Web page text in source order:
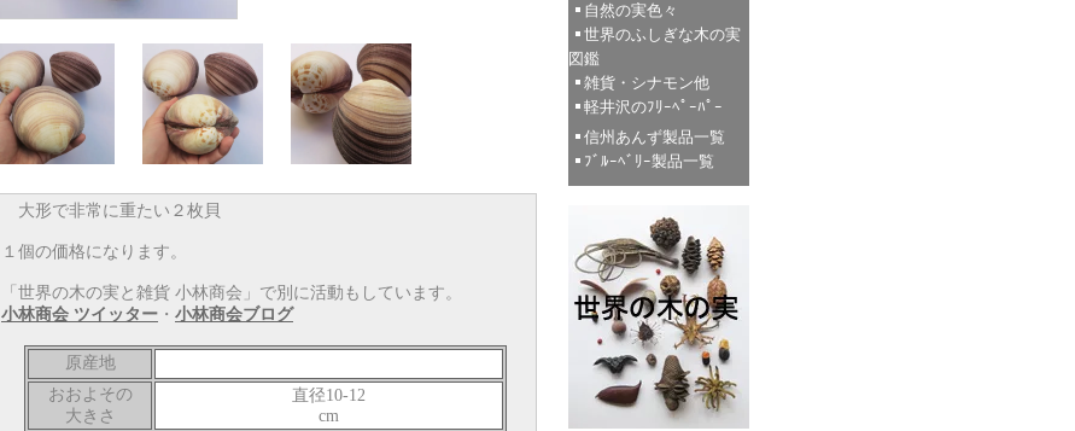
大形で非常に重たい２枚貝
１個の価格になります。
「世界の木の実と雑貨 小林商会」で別に活動もしています。
小林商会 ツイッター ・ 小林商会ブログ
原産地
おおよその
大きさ
直径10-12
cm
自然の実色々
世界のふしぎな木の実
図鑑
雑貨・シナモン他
軽井沢のﾌﾘｰﾍﾟｰﾊﾟｰ
信州あんず製品一覧
ﾌﾞﾙｰﾍﾞﾘｰ製品一覧